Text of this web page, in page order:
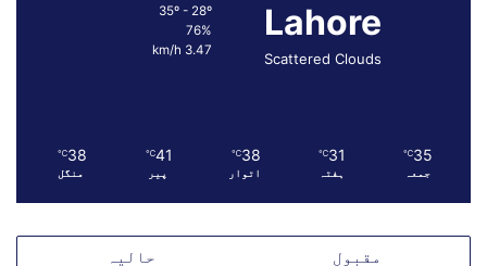
Lahore
Scattered Clouds
76%
3.47 km/h
35
℃
جمعہ
31
℃
ہفتہ
38
℃
اتوار
41
℃
پیر
38
℃
منگل
مقبول حالیہ